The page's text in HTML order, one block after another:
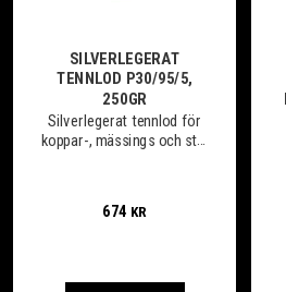
SILVERLEGERAT
TENNLOD P30/95/5,
250GR
Silverlegerat tennlod för
koppar-, mässings och stål
gr.
674 KR